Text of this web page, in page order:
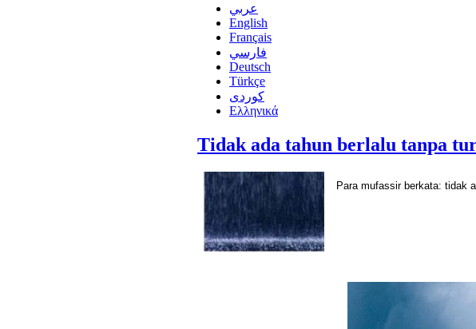
عربي
English
Français
فارسي
Deutsch
Türkçe
كوردى
Ελληνικά
Tidak ada tahun berlalu tanpa
Para mufassir berkata: tidak